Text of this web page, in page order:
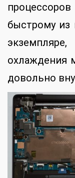
быстрому из
охлаждения
довольно